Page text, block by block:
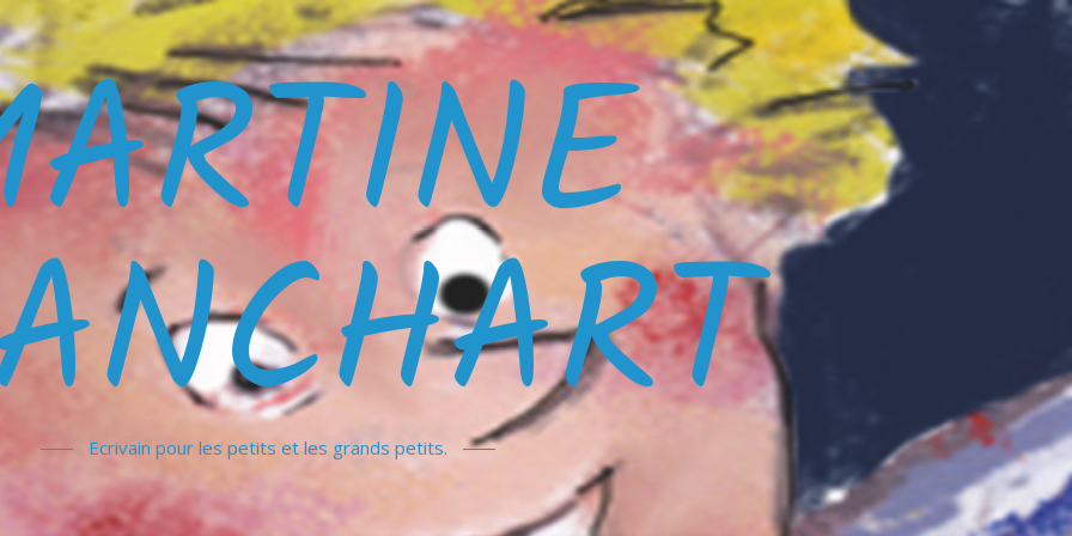
Ecrivain pour les petits et les grands petits.